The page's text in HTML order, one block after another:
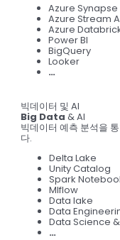
Azure
Azure Stream
Azure
Power BI
BigQuery
Looker
…
빅데이터 및 AI
Big Data & AI
빅데이터 예측 분석을
다.
Delta Lake
Unity Catalog
Spark
Mlflow
Data lake
Data
Data Science &
…